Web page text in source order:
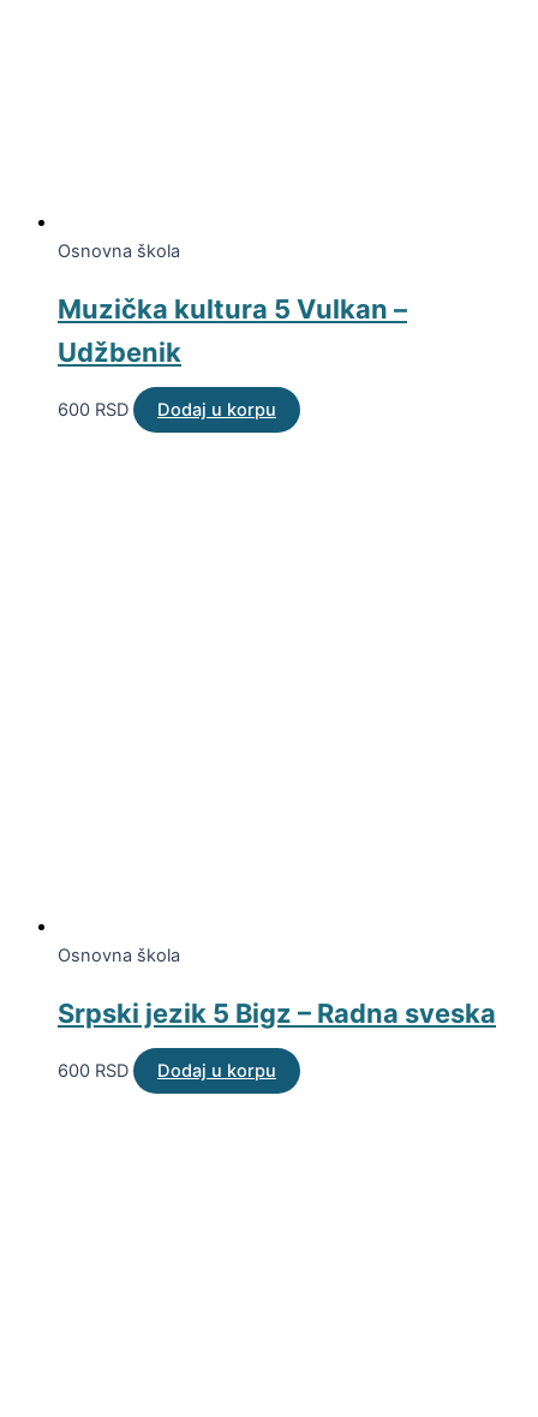
Osnovna škola
Muzička kultura 5 Vulkan –
Udžbenik
600 RSD Dodaj u korpu
Osnovna škola
Srpski jezik 5 Bigz – Radna sveska
600 RSD Dodaj u korpu